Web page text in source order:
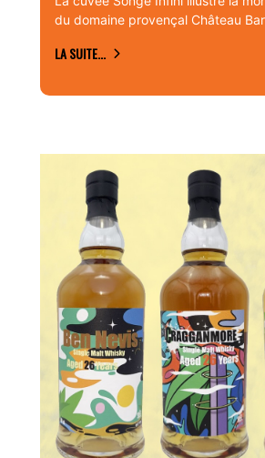
du domaine provençal Château
LA SUITE...